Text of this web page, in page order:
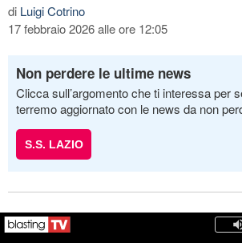
di Luigi Cotrino
17 febbraio 2026 alle ore 12:05
Non perdere le ultime news
Clicca sull’argomento che ti interessa per
terremo aggiornato con le news da non
S.S. LAZIO